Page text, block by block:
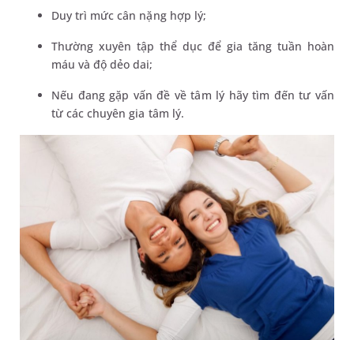
Duy trì mức cân nặng hợp lý;
Thường xuyên tập thể dục để gia tăng tuần hoàn
máu và độ dẻo dai;
Nếu đang gặp vấn đề về tâm lý hãy tìm đến tư vấn
từ các chuyên gia tâm lý.